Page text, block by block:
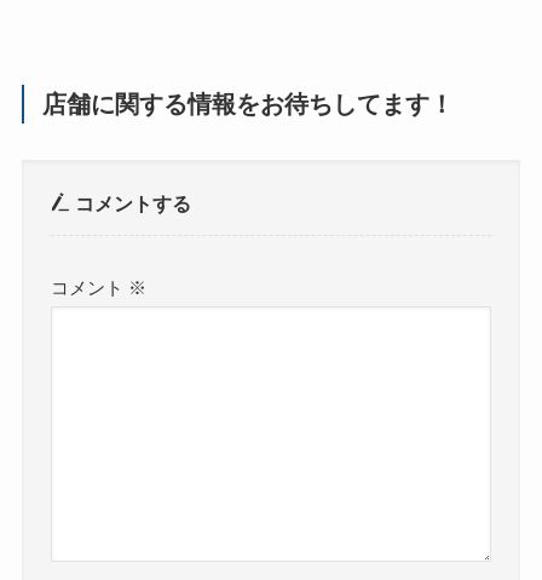
店舗に関する情報をお待ちしてます！
コメントする
コメント ※